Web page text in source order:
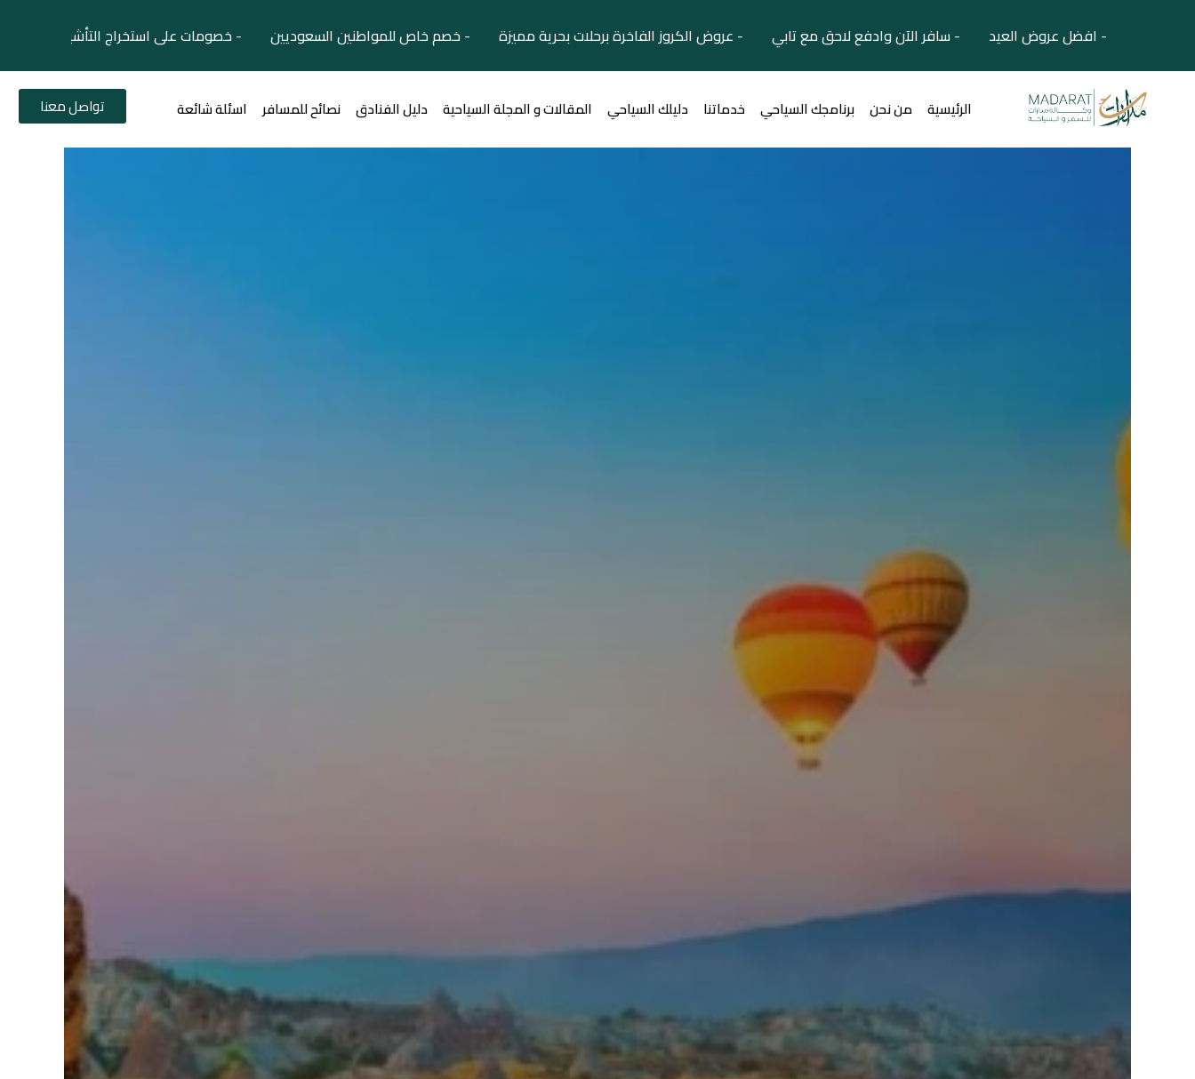
- افضل عروض العيد - سافر الآن وادفع لاحق مع تابي - عروض الكروز الفاخرة برحلات بحرية مميزة - خصم خاص للمواطنين السعوديين - خصومات على استخراج التأشيرات
الرئيسية من نحن برنامجك السياحي خدماتنا دليلك السياحي المقالات و المجلة السياحية دليل الفنادق نصائح للمسافر اسئلة شائعة تواصل معنا